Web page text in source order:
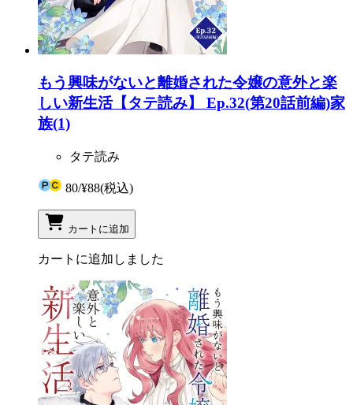
もう興味がないと離婚された令嬢の意外と楽
しい新生活【タテ読み】 Ep.32(第20話前編)家
族(1)
タテ読み
80/¥88(税込)
カートに追加
カートに追加しました